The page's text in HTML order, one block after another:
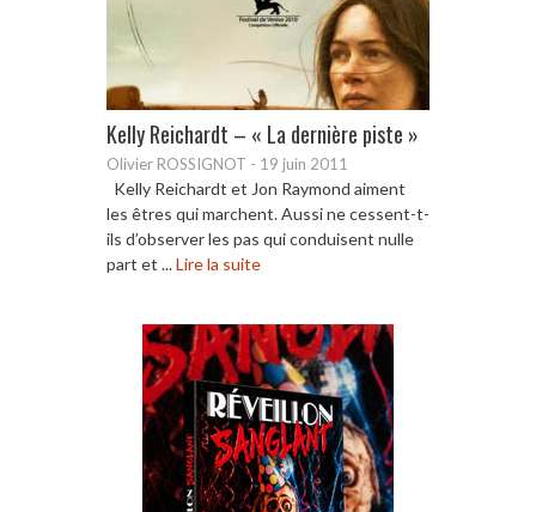
Kelly Reichardt – « La dernière piste »
Olivier ROSSIGNOT - 19 juin 2011
Kelly Reichardt et Jon Raymond aiment
les êtres qui marchent. Aussi ne cessent-t-
ils d’observer les pas qui conduisent nulle
part et ...Lire la suite